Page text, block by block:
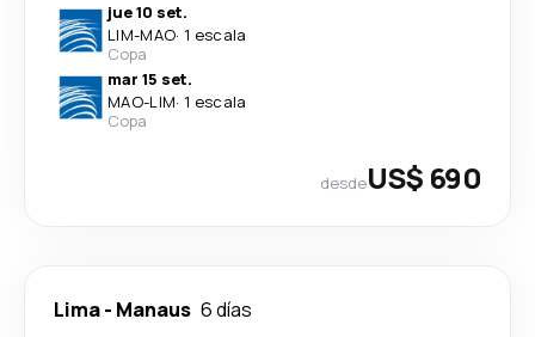
jue 10 set.
LIM-MAO· 1 escala
Copa
mar 15 set.
MAO-LIM· 1 escala
Copa
desdeUS$ 690
Lima- Manaus 6 días